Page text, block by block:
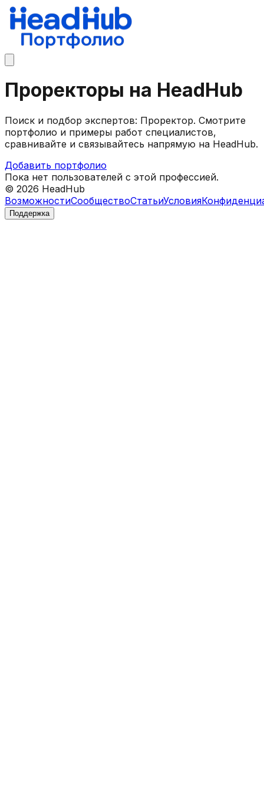
Проректоры на HeadHub
Поиск и подбор экспертов: Проректор. Смотрите
портфолио и примеры работ специалистов,
сравнивайте и связывайтесь напрямую на HeadHub.
Добавить портфолио
Пока нет пользователей с этой профессией.
© 2026 HeadHub
ВозможностиСообществоСтатьиУсловия
Поддержка